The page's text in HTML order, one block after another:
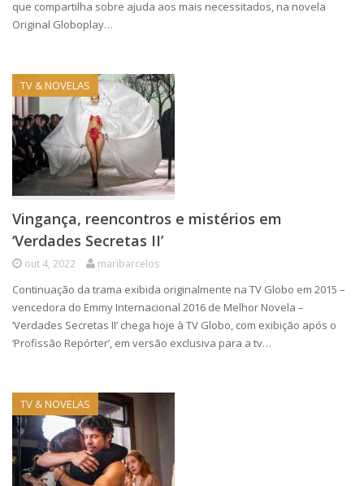
que compartilha sobre ajuda aos mais necessitados, na novela
Original Globoplay…
TV & NOVELAS
Vingança, reencontros e mistérios em
‘Verdades Secretas II’
out 4, 2022 maribarcelos
Continuação da trama exibida originalmente na TV Globo em 2015 –
vencedora do Emmy Internacional 2016 de Melhor Novela –
‘Verdades Secretas II’ chega hoje à TV Globo, com exibição após o
‘Profissão Repórter’, em versão exclusiva para a tv…
TV & NOVELAS